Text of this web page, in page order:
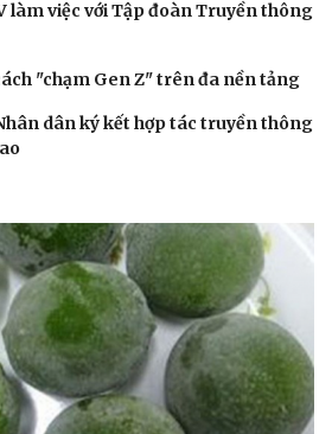
Podcast
Câu chuyện thời sự
Đọc truyện đêm khuya
Cửa sổ tình yêu
Kể chuyện cho bé
Hạt giống tâm hồn
làm việc với Tập đoàn Truyền thông
"chạm Gen Z" trên đa nền tảng
dân ký kết hợp tác truyền thông